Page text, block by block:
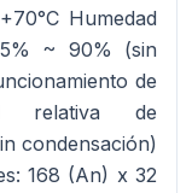
Humedad
5% ~ 90% (sin
de
relativa de
condensación)
168 (An) x 32